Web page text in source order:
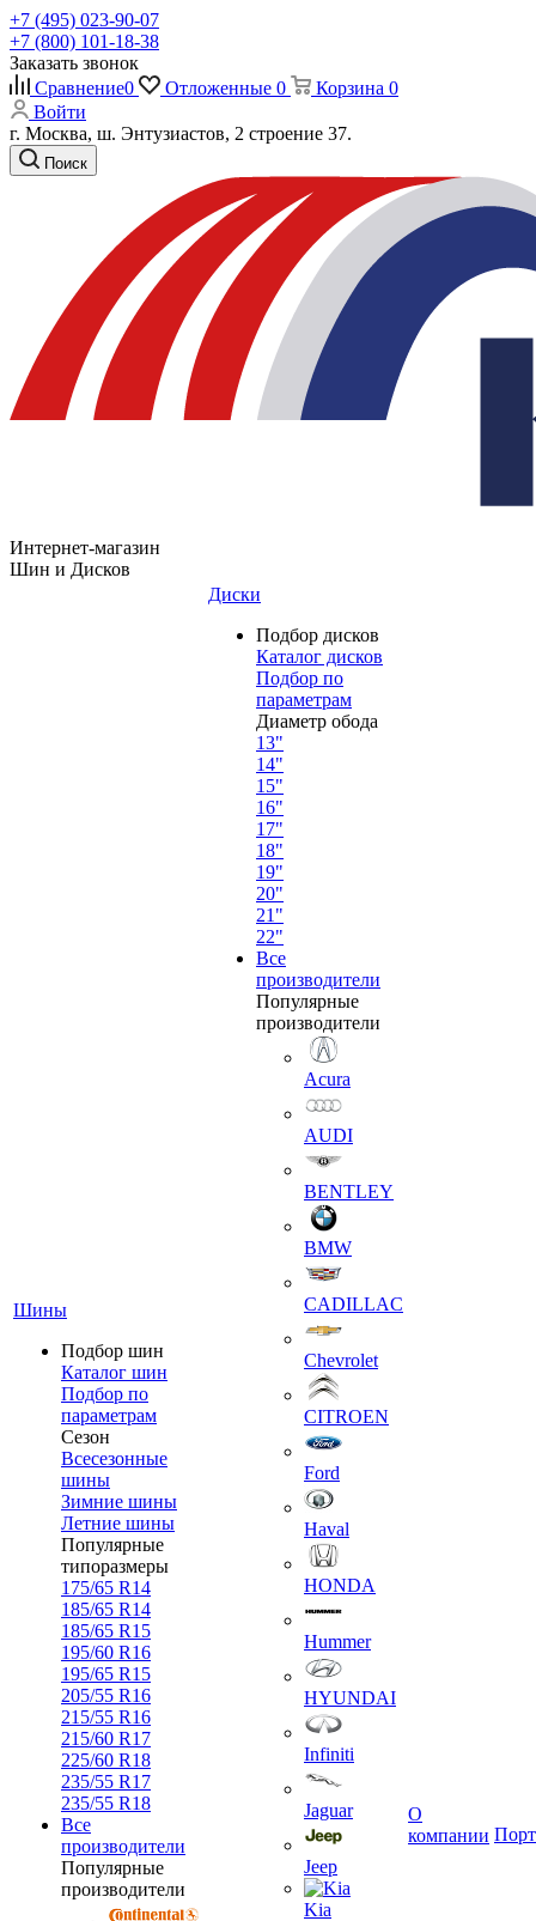
+7 (495) 023-90-07
+7 (800) 101-18-38
Заказать звонок
Сравнение0 Отложенные 0 Корзина 0
Войти
г. Москва, ш. Энтузиастов, 2 строение 37.
Поиск
Интернет-магазин
Шин и Дисков
Шины
Подбор шин
Каталог шин
Подбор по
параметрам
Сезон
Всесезонные
шины
Зимние шины
Летние шины
Популярные
типоразмеры
175/65 R14
185/65 R14
185/65 R15
195/60 R16
195/65 R15
205/55 R16
215/55 R16
215/60 R17
225/60 R18
235/55 R17
235/55 R18
Все
производители
Популярные
производители
Диски
Подбор дисков
Каталог дисков
Подбор по
параметрам
Диаметр обода
13"
14"
15"
16"
17"
18"
19"
20"
21"
22"
Все
производители
Популярные
производители
Acura
AUDI
BENTLEY
BMW
CADILLAC
Chevrolet
CITROEN
Ford
Haval
HONDA
Hummer
HYUNDAI
Infiniti
Jaguar
Jeep
Kia
О
компании